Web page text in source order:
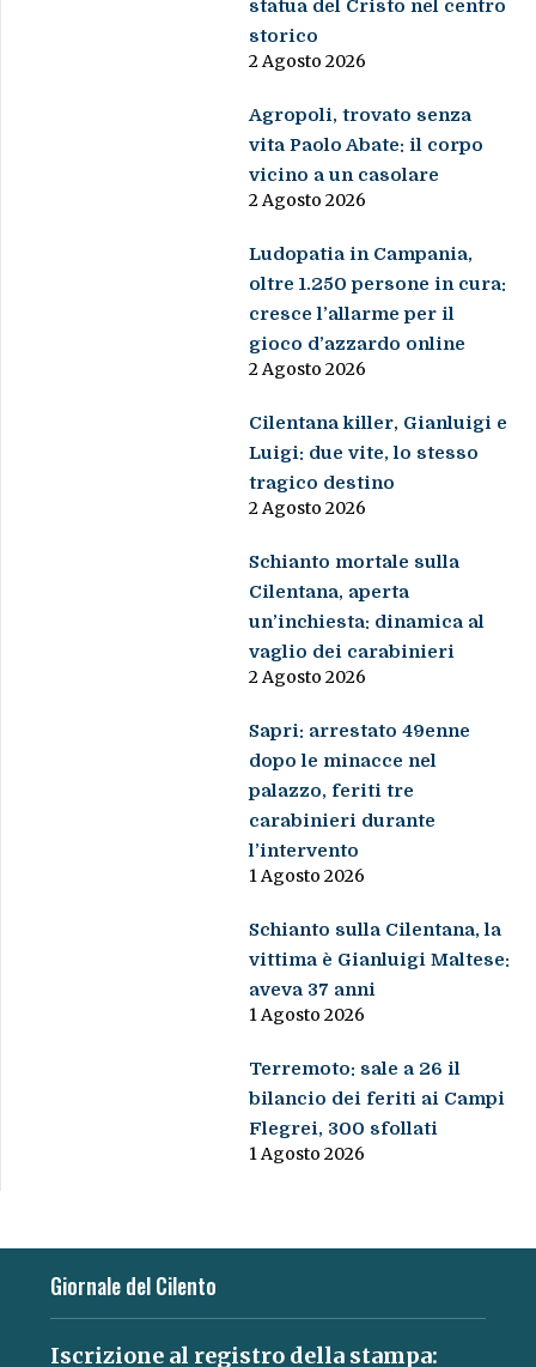
statua del Cristo nel centro
storico
2 Agosto 2026
Agropoli, trovato senza
vita Paolo Abate: il corpo
vicino a un casolare
2 Agosto 2026
Ludopatia in Campania,
oltre 1.250 persone in cura:
cresce l’allarme per il
gioco d’azzardo online
2 Agosto 2026
Cilentana killer, Gianluigi e
Luigi: due vite, lo stesso
tragico destino
2 Agosto 2026
Schianto mortale sulla
Cilentana, aperta
un’inchiesta: dinamica al
vaglio dei carabinieri
2 Agosto 2026
Sapri: arrestato 49enne
dopo le minacce nel
palazzo, feriti tre
carabinieri durante
l’intervento
1 Agosto 2026
Schianto sulla Cilentana, la
vittima è Gianluigi Maltese:
aveva 37 anni
1 Agosto 2026
Terremoto: sale a 26 il
bilancio dei feriti ai Campi
Flegrei, 300 sfollati
1 Agosto 2026
Giornale del Cilento
Iscrizione al registro della stampa: